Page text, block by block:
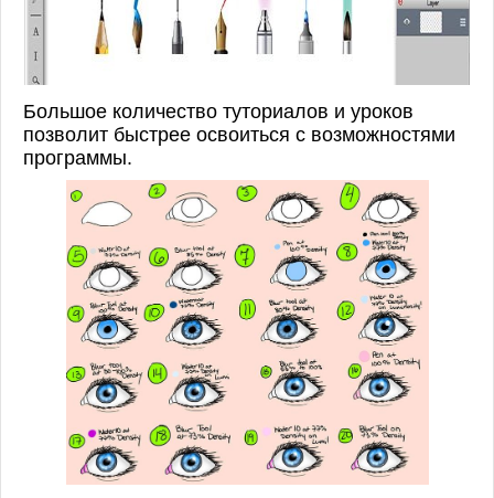
Большое количество туториалов и уроков
позволит быстрее освоиться с возможностями
программы.